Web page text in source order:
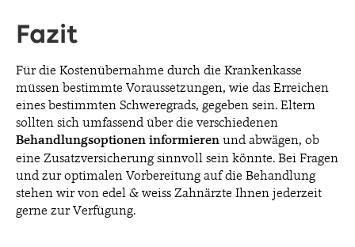
Fazit
Für die Kostenübernahme durch die Krankenkasse
müssen bestimmte Voraussetzungen, wie das Erreichen
eines bestimmten Schweregrads, gegeben sein. Eltern
sollten sich umfassend über die verschiedenen
Behandlungsoptionen informieren und abwägen, ob
eine Zusatzversicherung sinnvoll sein könnte. Bei Fragen
und zur optimalen Vorbereitung auf die Behandlung
stehen wir von edel & weiss Zahnärzte Ihnen jederzeit
gerne zur Verfügung.